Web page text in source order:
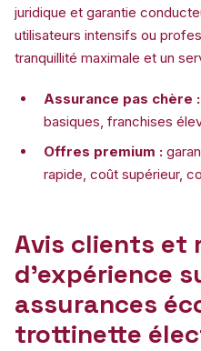
juridique et garantie
utilisateurs intensifs ou
tranquillité maximale et un
Assurance pas chère :
basiques, franchises
Offres premium :
rapide, coût supérieur,
Avis clients et
d’expérience
assurances
trottinette